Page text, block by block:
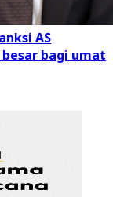
AS
bagi umat